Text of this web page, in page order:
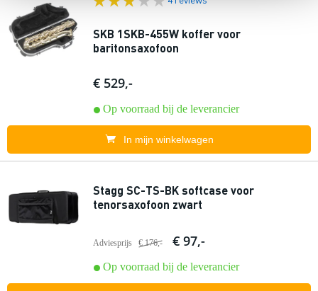
SKB 1SKB-455W koffer voor
baritonsaxofoon
€ 529,-
Op voorraad bij de leverancier
In mijn winkelwagen
Stagg SC-TS-BK softcase voor
tenorsaxofoon zwart
Adviesprijs € 176,- € 97,-
Op voorraad bij de leverancier